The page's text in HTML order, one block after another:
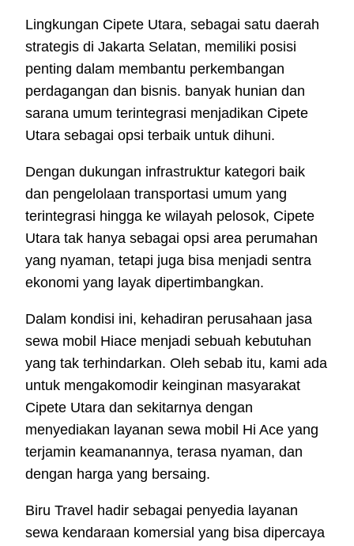
Lingkungan Cipete Utara, sebagai satu daerah
strategis di Jakarta Selatan, memiliki posisi
penting dalam membantu perkembangan
perdagangan dan bisnis. banyak hunian dan
sarana umum terintegrasi menjadikan Cipete
Utara sebagai opsi terbaik untuk dihuni.
Dengan dukungan infrastruktur kategori baik
dan pengelolaan transportasi umum yang
terintegrasi hingga ke wilayah pelosok, Cipete
Utara tak hanya sebagai opsi area perumahan
yang nyaman, tetapi juga bisa menjadi sentra
ekonomi yang layak dipertimbangkan.
Dalam kondisi ini, kehadiran perusahaan jasa
sewa mobil Hiace menjadi sebuah kebutuhan
yang tak terhindarkan. Oleh sebab itu, kami ada
untuk mengakomodir keinginan masyarakat
Cipete Utara dan sekitarnya dengan
menyediakan layanan sewa mobil Hi Ace yang
terjamin keamanannya, terasa nyaman, dan
dengan harga yang bersaing.
Biru Travel hadir sebagai penyedia layanan
sewa kendaraan komersial yang bisa dipercaya